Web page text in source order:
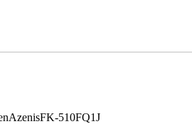
510FQ1J